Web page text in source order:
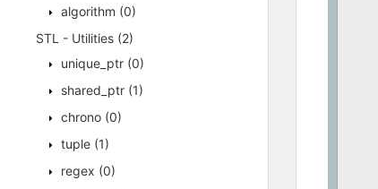
algorithm (0)
STL - Utilities (2)
unique_ptr (0)
shared_ptr (1)
chrono (0)
tuple (1)
regex (0)